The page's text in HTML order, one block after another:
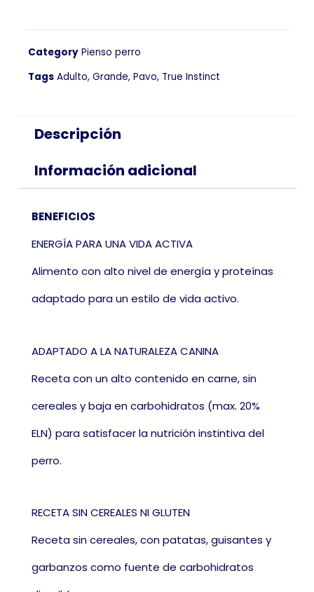
Category Pienso perro
Tags Adulto, Grande, Pavo, True Instinct
Descripción
Información adicional
BENEFICIOS
ENERGÍA PARA UNA VIDA ACTIVA
Alimento con alto nivel de energía y proteínas
adaptado para un estilo de vida activo.
ADAPTADO A LA NATURALEZA CANINA
Receta con un alto contenido en carne, sin
cereales y baja en carbohidratos (max. 20%
ELN) para satisfacer la nutrición instintiva del
perro.
RECETA SIN CEREALES NI GLUTEN
Receta sin cereales, con patatas, guisantes y
garbanzos como fuente de carbohidratos